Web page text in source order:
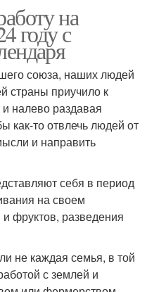
на
году с
союза, наших людей
страны приучило к
налево раздавая
как-то отвлечь людей от
и направить
себя в период
на своем
фруктов, разведения
не каждая семья, в той
с землей и